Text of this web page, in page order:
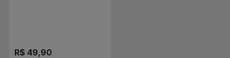
R$ 49,90